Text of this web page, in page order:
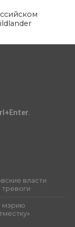
.
власти
мэрию